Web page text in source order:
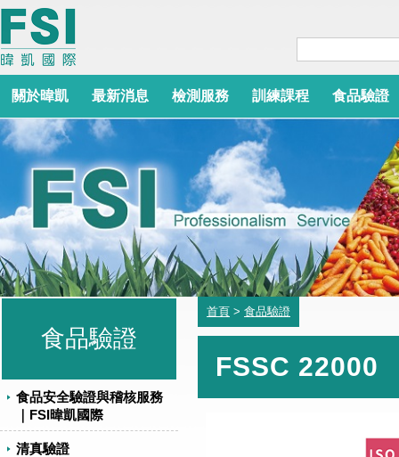
關於暐凱 最新消息 檢測服務 訓練課程 食品驗證
食品驗證
食品安全驗證與稽核服務
｜FSI暐凱國際
清真驗證
首頁 > 食品驗證
FSSC 22000